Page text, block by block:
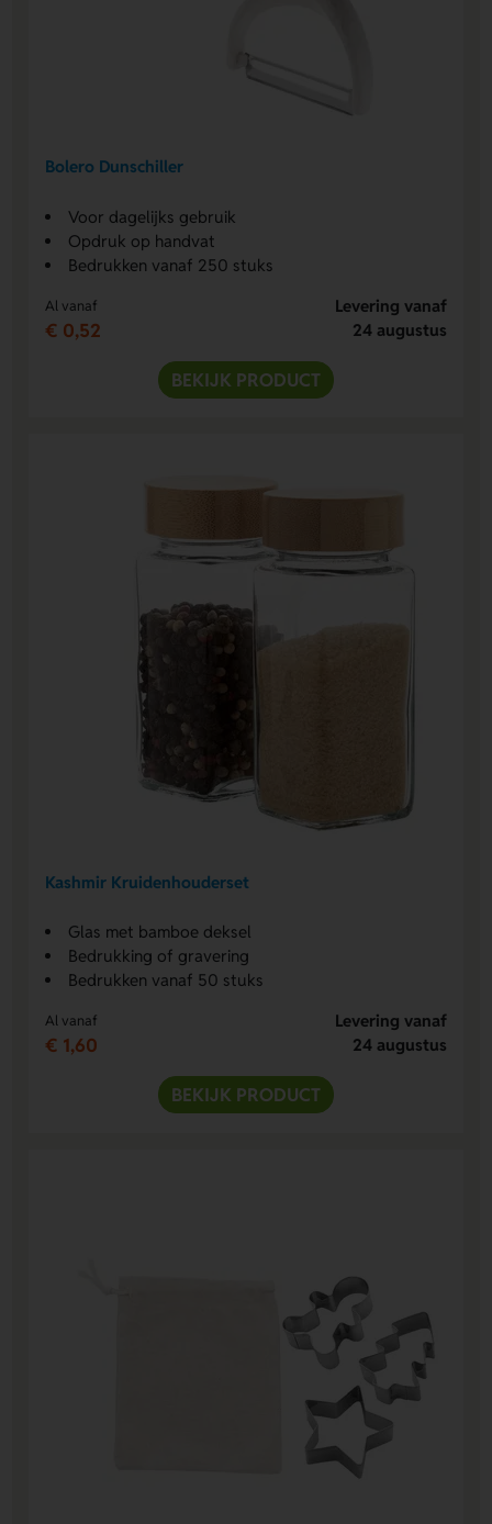
Bolero Dunschiller
Voor dagelijks gebruik
Opdruk op handvat
Bedrukken vanaf 250 stuks
Al vanaf
€ 0,52
Levering vanaf
24 augustus
BEKIJK PRODUCT
Kashmir Kruidenhouderset
Glas met bamboe deksel
Bedrukking of gravering
Bedrukken vanaf 50 stuks
Al vanaf
€ 1,60
Levering vanaf
24 augustus
BEKIJK PRODUCT